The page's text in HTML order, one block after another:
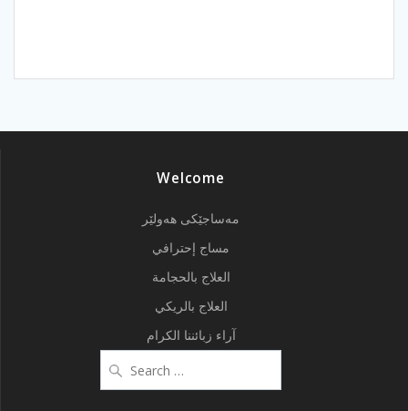
Welcome
مەساجێکی هەولێر
مساج إحترافي
العلاج بالحجامة
العلاج بالريكي
آراء زبائننا الكرام
for: